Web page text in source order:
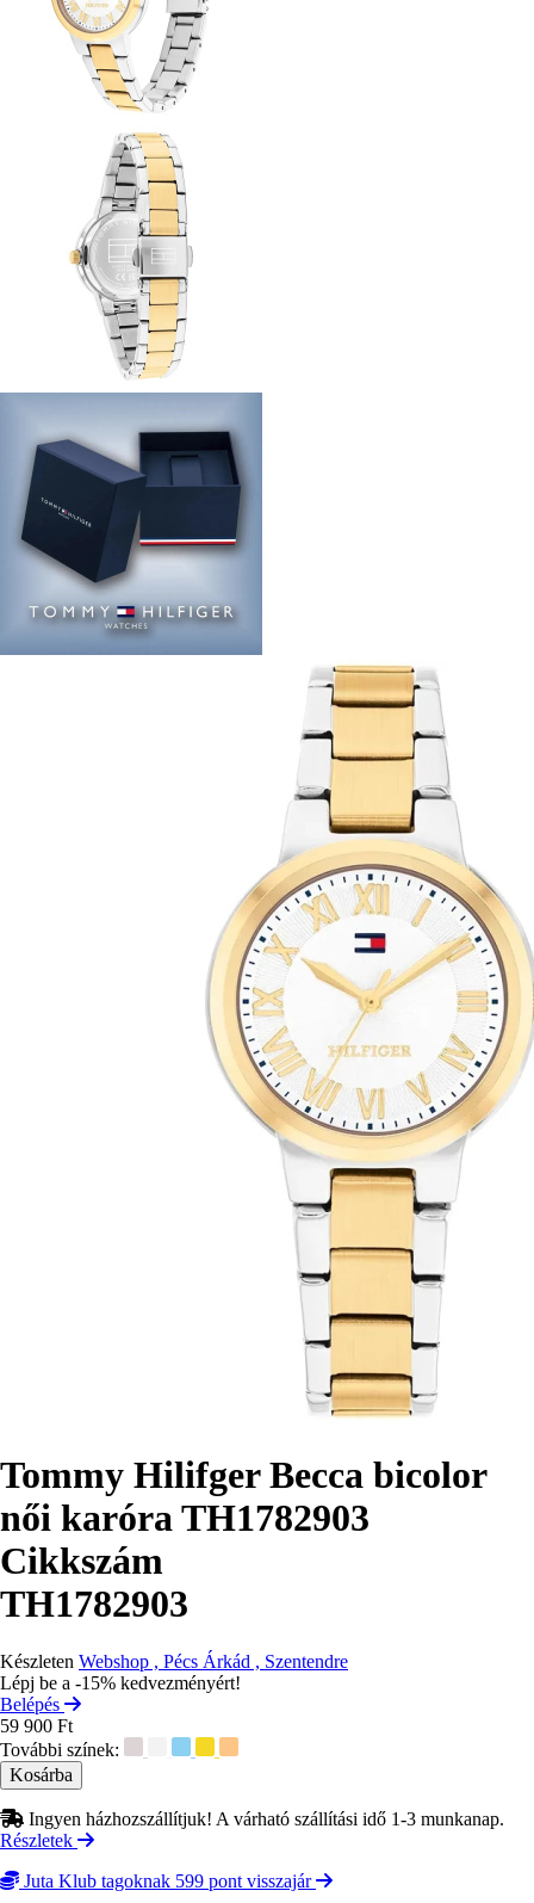
Tommy Hilifger Becca bicolor
női karóra TH1782903
Cikkszám
TH1782903
Készleten Webshop , Pécs Árkád , Szentendre
Lépj be a -15% kedvezményért!
Belépés
59 900 Ft
További színek:
Ingyen házhozszállítjuk! A várható szállítási idő 1-3 munkanap.
Részletek
Juta Klub tagoknak 599 pont visszajár